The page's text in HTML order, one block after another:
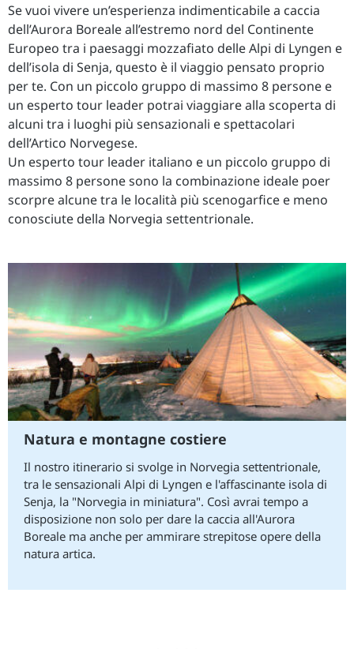
Se vuoi vivere un’esperienza indimenticabile a caccia
dell’Aurora Boreale all’estremo nord del Continente
Europeo tra i paesaggi mozzafiato delle Alpi di Lyngen e
dell’isola di Senja, questo è il viaggio pensato proprio
per te. Con un piccolo gruppo di massimo 8 persone e
un esperto tour leader potrai viaggiare alla scoperta di
alcuni tra i luoghi più sensazionali e spettacolari
dell’Artico Norvegese.
Un esperto tour leader italiano e un piccolo gruppo di
massimo 8 persone sono la combinazione ideale poer
scorpre alcune tra le località più scenogarfice e meno
conosciute della Norvegia settentrionale.
Natura e montagne costiere
Il nostro itinerario si svolge in Norvegia settentrionale,
tra le sensazionali Alpi di Lyngen e l'affascinante isola di
Senja, la "Norvegia in miniatura". Così avrai tempo a
disposizione non solo per dare la caccia all'Aurora
Boreale ma anche per ammirare strepitose opere della
natura artica.